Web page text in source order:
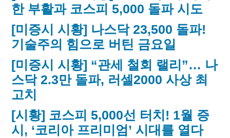
한 부활과 코스피 5,000 돌파 시도
[미증시 시황] 나스닥 23,500 돌파!
기술주의 힘으로 버틴 금요일
[미증시 시황] “관세 철회 랠리”… 나
스닥 2.3만 돌파, 러셀2000 사상 최
고치
[시황] 코스피 5,000선 터치! 1월 증
시, ‘코리아 프리미엄’ 시대를 열다